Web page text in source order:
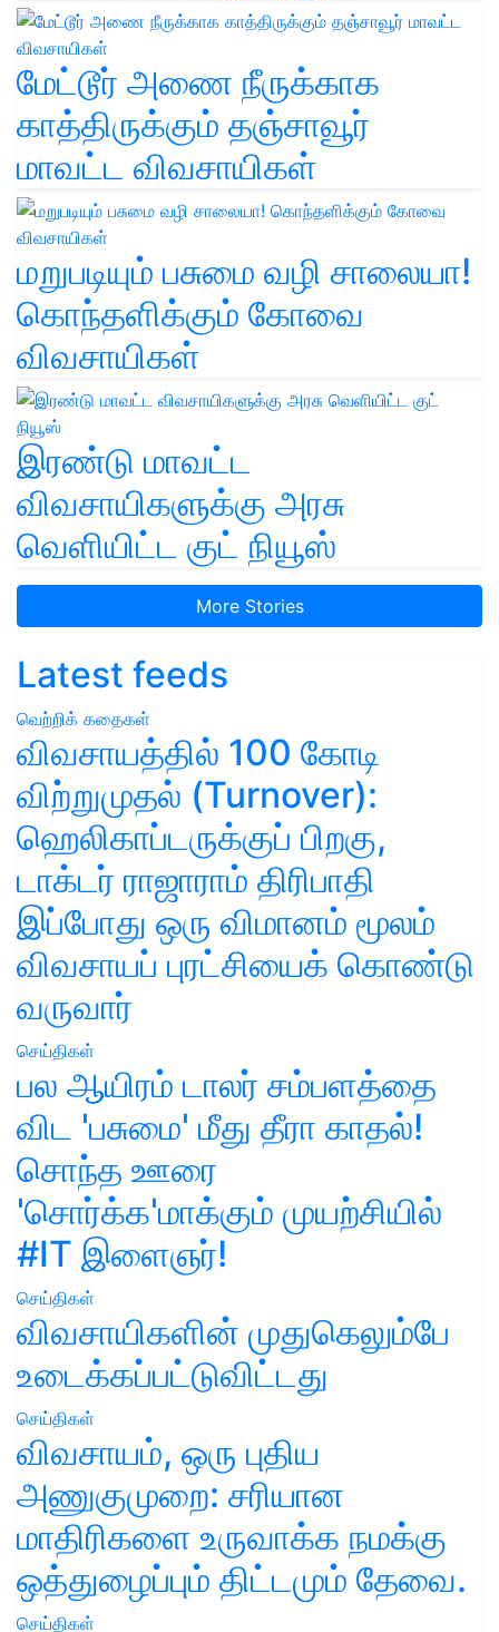
மேட்டூர் அணை நீருக்காக
காத்திருக்கும் தஞ்சாவூர்
மாவட்ட விவசாயிகள்
மறுபடியும் பசுமை வழி சாலையா!
கொந்தளிக்கும் கோவை
விவசாயிகள்
இரண்டு மாவட்ட
விவசாயிகளுக்கு அரசு
வெளியிட்ட குட் நியூஸ்
More Stories
Latest feeds
வெற்றிக் கதைகள்
விவசாயத்தில் 100 கோடி
விற்றுமுதல் (Turnover):
ஹெலிகாப்டருக்குப் பிறகு,
டாக்டர் ராஜாராம் திரிபாதி
இப்போது ஒரு விமானம் மூலம்
விவசாயப் புரட்சியைக் கொண்டு
வருவார்
செய்திகள்
பல ஆயிரம் டாலர் சம்பளத்தை
விட 'பசுமை' மீது தீரா காதல்!
சொந்த ஊரை
'சொர்க்க'மாக்கும் முயற்சியில்
#IT இளைஞர்!
செய்திகள்
விவசாயிகளின் முதுகெலும்பே
உடைக்கப்பட்டுவிட்டது
செய்திகள்
விவசாயம், ஒரு புதிய
அணுகுமுறை: சரியான
மாதிரிகளை உருவாக்க நமக்கு
ஒத்துழைப்பும் திட்டமும் தேவை.
செய்திகள்